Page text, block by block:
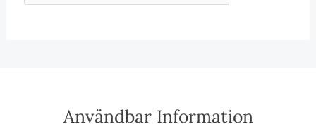
Användbar Information